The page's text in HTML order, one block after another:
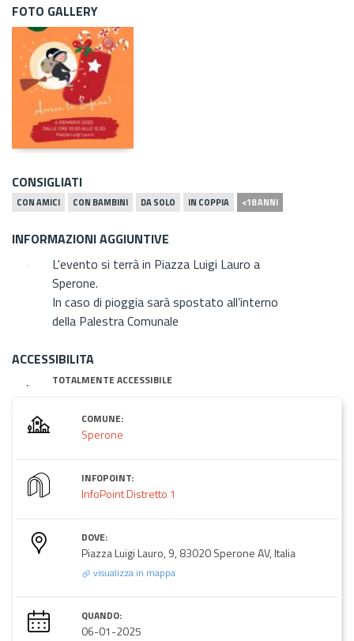
FOTO GALLERY
CONSIGLIATI
CON AMICI CON BAMBINI DA SOLO IN COPPIA <18 ANNI
INFORMAZIONI AGGIUNTIVE
L'evento si terrà in Piazza Luigi Lauro a
Sperone.
In caso di pioggia sarà spostato all’interno
della Palestra Comunale
ACCESSIBILITA
TOTALMENTE ACCESSIBILE
COMUNE:
Sperone
INFOPOINT:
InfoPoint Distretto 1
DOVE:
Piazza Luigi Lauro, 9, 83020 Sperone AV, Italia
visualizza in mappa
QUANDO:
06-01-2025